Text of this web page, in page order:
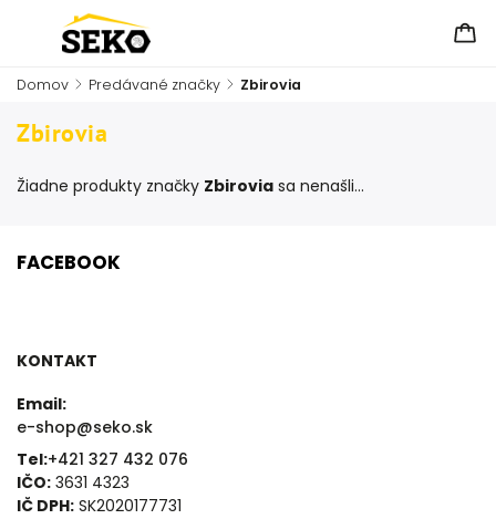
Domov / Predávané značky / Zbirovia
Zbirovia
Žiadne produkty značky Zbirovia sa nenašli...
FACEBOOK
KONTAKT
Email:
e-shop@seko.sk
Tel:+421 327 432 076
IČO: 3631 4323
IČ DPH: SK2020177731